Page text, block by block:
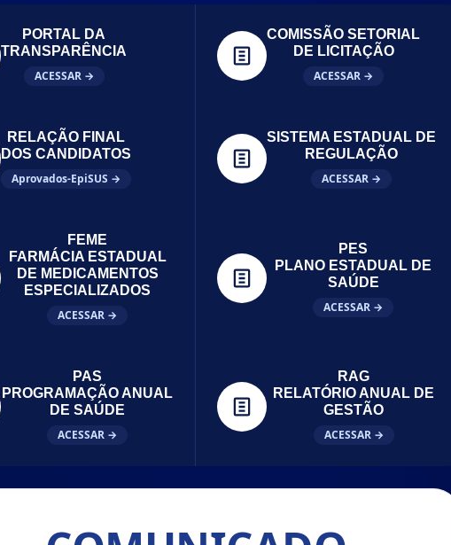
PORTAL DA
TRANSPARÊNCIA
ACESSAR →
COMISSÃO SETORIAL
DE LICITAÇÃO
ACESSAR →
RELAÇÃO FINAL
DOS CANDIDATOS
Aprovados-EpiSUS →
SISTEMA ESTADUAL DE
REGULAÇÃO
ACESSAR →
FEME
FARMÁCIA ESTADUAL
DE MEDICAMENTOS
ESPECIALIZADOS
ACESSAR →
PES
PLANO ESTADUAL DE
SAÚDE
ACESSAR →
PAS
PROGRAMAÇÃO ANUAL
DE SAÚDE
ACESSAR →
RAG
RELATÓRIO ANUAL DE
GESTÃO
ACESSAR →